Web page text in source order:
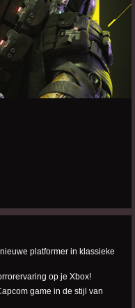
platformer in klassieke
op je Xbox!
game in de stijl van